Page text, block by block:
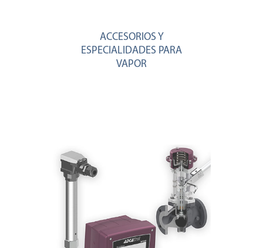
ACCESORIOS Y
ESPECIALIDADES PARA
VAPOR